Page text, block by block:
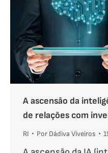
A ascensão da
de relações com
RI Por Dádiva Viveiros